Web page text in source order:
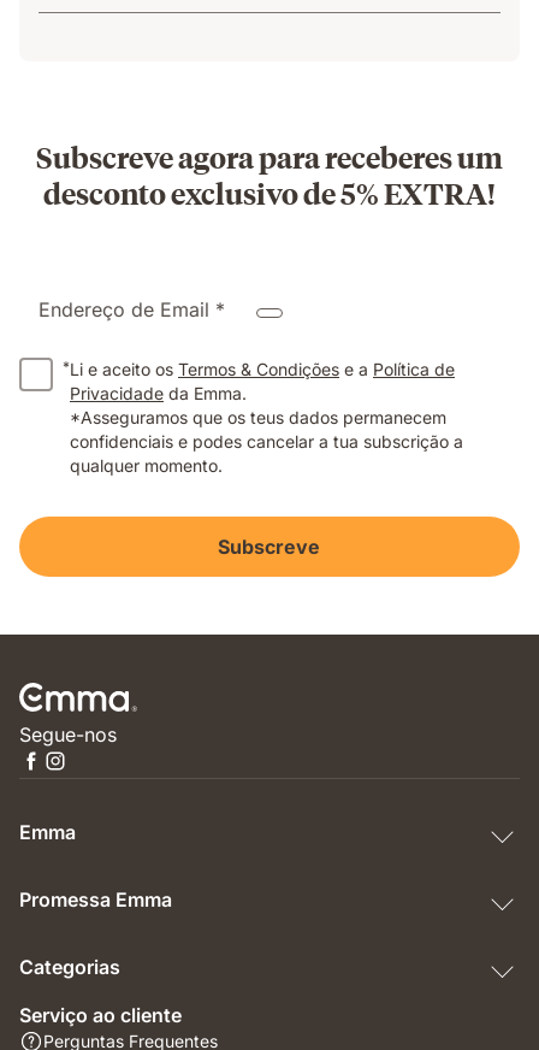
Subscreve agora para receberes um
desconto exclusivo de 5% EXTRA!
Endereço de Email *
*Li e aceito os Termos & Condições e a Política de
Privacidade da Emma.
*Asseguramos que os teus dados permanecem
confidenciais e podes cancelar a tua subscrição a
qualquer momento.
Subscreve
Segue-nos
Emma
Promessa Emma
Categorias
Serviço ao cliente
Perguntas Frequentes